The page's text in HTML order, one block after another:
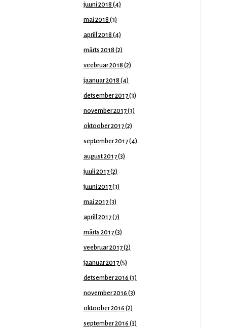
juuni 2018 (4)
mai 2018 (3)
aprill 2018 (4)
märts 2018 (2)
veebruar 2018 (2)
jaanuar 2018 (4)
detsember 2017(3)
november 2017(3)
oktoober 2017(2)
september 2017(4)
august 2017(3)
juuli 2017(2)
juuni 2017(3)
mai 2017(3)
aprill 2017(7)
märts 2017(3)
veebruar 2017(2)
jaanuar 2017(5)
detsember 2016 (3)
november 2016 (3)
oktoober 2016 (2)
september 2016 (3)